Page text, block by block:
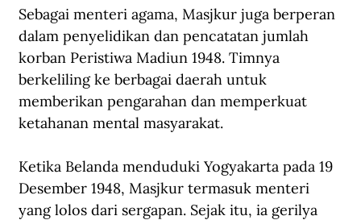
Sebagai menteri agama, Masjkur juga berperan
dalam penyelidikan dan pencatatan jumlah
korban Peristiwa Madiun 1948. Timnya
berkeliling ke berbagai daerah untuk
memberikan pengarahan dan memperkuat
ketahanan mental masyarakat.
Ketika Belanda menduduki Yogyakarta pada 19
Desember 1948, Masjkur termasuk menteri
yang lolos dari sergapan. Sejak itu, ia gerilya